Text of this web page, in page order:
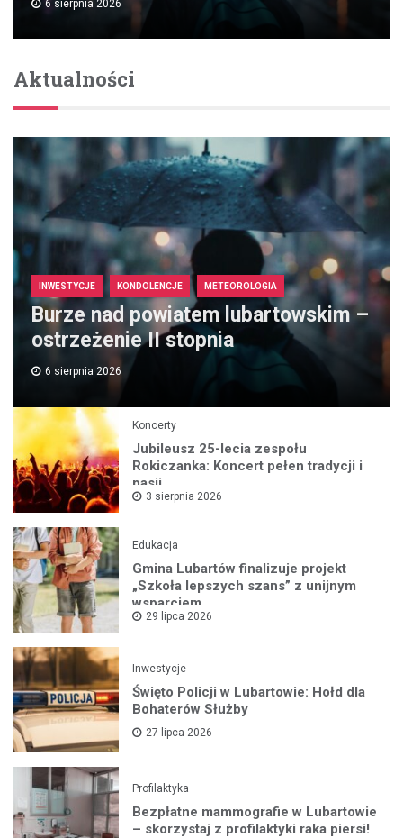
6 sierpnia 2026
Aktualności
INWESTYCJE KONDOLENCJE METEOROLOGIA
Burze nad powiatem lubartowskim –
ostrzeżenie II stopnia
6 sierpnia 2026
Koncerty
Jubileusz 25-lecia zespołu
Rokiczanka: Koncert pełen tradycji i
pasji
3 sierpnia 2026
Edukacja
Gmina Lubartów finalizuje projekt
„Szkoła lepszych szans” z unijnym
wsparciem
29 lipca 2026
Inwestycje
Święto Policji w Lubartowie: Hołd dla
Bohaterów Służby
27 lipca 2026
Profilaktyka
Bezpłatne mammografie w Lubartowie
– skorzystaj z profilaktyki raka piersi!